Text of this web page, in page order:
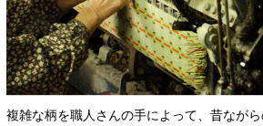
複雑な柄を職人さんの手によって、昔なが